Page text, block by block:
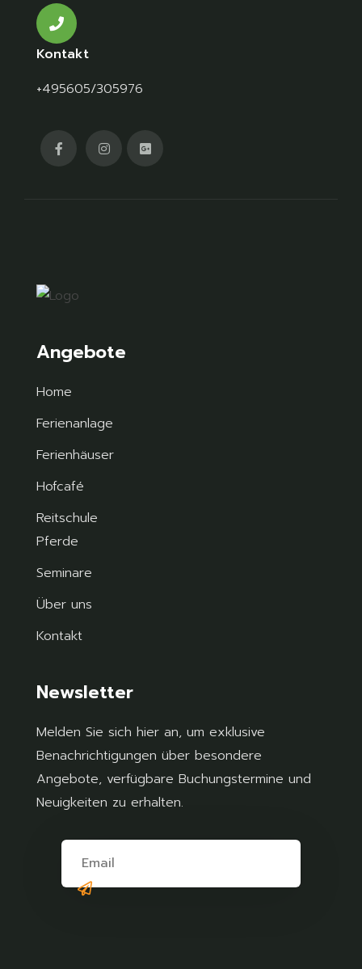
Kontakt
+495605/305976
Angebote
Home
Ferienanlage
Ferienhäuser
Hofcafé
Reitschule
Pferde
Seminare
Über uns
Kontakt
Newsletter
Melden Sie sich hier an, um exklusive
Benachrichtigungen über besondere
Angebote, verfügbare Buchungstermine und
Neuigkeiten zu erhalten.